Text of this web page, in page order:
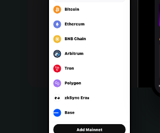
Português (Portugal)
Bahasa Indonesia
Português (Brasil)